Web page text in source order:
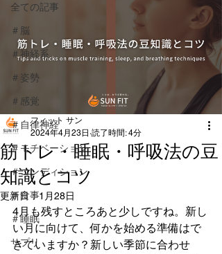
全ての記事
＃脳
＃神経系
＃姿勢
＃感覚
＃自律神経
＃モチベーション
＃コンディション
＃食事
＃睡眠
サプリ
筋トレ・睡眠・呼吸法の豆
知識とコツ
フィット サン
2024年4月23日 読了時間: 4分
更新日：1月28日
4月も残すところあと少しですね。新し
い月に向けて、何かを始める準備はで
きていますか？新しい季節に合わせ